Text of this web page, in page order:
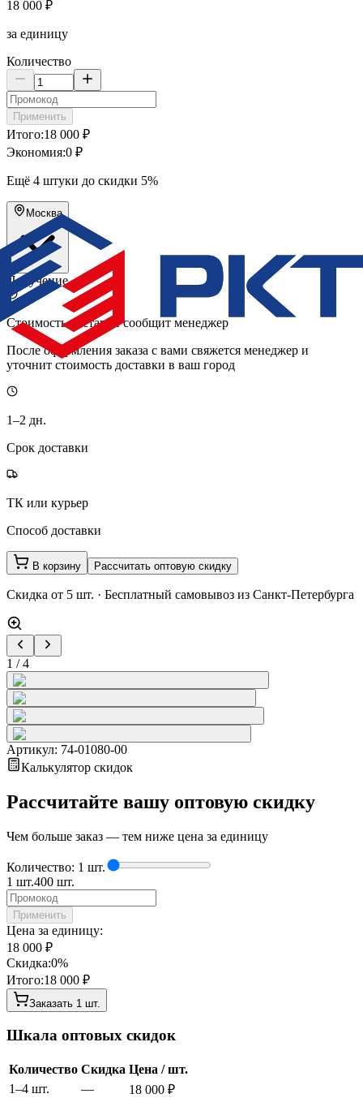
18 000 ₽
за единицу
Количество
Применить
Итого:18 000 ₽
Экономия:0 ₽
Ещё 4 штуки до скидки 5%
Москва
Получение
Стоимость доставки сообщит менеджер
После оформления заказа с вами свяжется менеджер и
уточнит стоимость доставки в ваш город
1–2 дн.
Срок доставки
ТК или курьер
Способ доставки
В корзину Рассчитать оптовую скидку
Скидка от 5 шт. · Бесплатный самовывоз из Санкт-Петербурга
1 /4
Артикул: 74-01080-00
Калькулятор скидок
Рассчитайте вашу оптовую скидку
Чем больше заказ — тем ниже цена за единицу
Количество: 1 шт.
1 шт.400 шт.
Применить
Цена за единицу:
18 000 ₽
Скидка:0%
Итого:18 000 ₽
Заказать 1 шт.
Шкала оптовых скидок
Количество Скидка Цена / шт.
1–4 шт.
— 18 000 ₽